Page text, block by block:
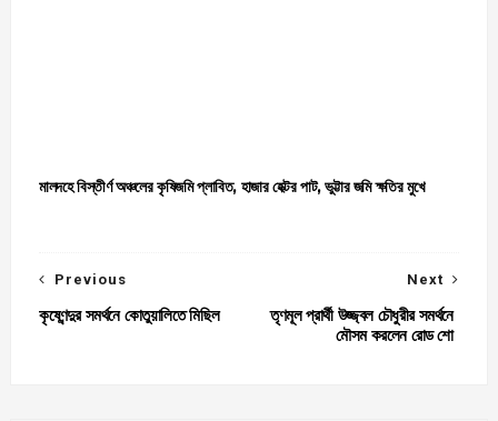
মালদহে বিস্তীর্ণ অঞ্চলের কৃষিজমি প্লাবিত, হাজার হেক্টর পাট, ভুট্টার জমি ক্ষতির মুখে
Next
তৃণমূল প্রার্থী উজ্জ্বল চৌধুরীর সমর্থনে
মৌসম করলেন রোড শো
Previous
কৃষ্ণেন্দুর সমর্থনে কোতুয়ালিতে মিছিল